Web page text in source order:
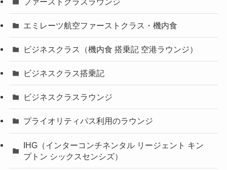
エミレーツ航空ファーストクラス・機内食
ビジネスクラス（機内食 搭乗記 空港ラウンジ）
ビジネスクラス搭乗記
ビジネスクラスラウンジ
プライオリティパス利用のラウンジ
IHG（インターコンチネンタル リージェント キン
プトン シックスセンシズ）